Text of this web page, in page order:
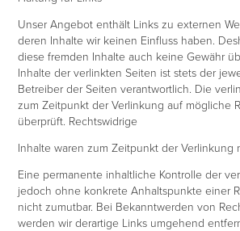
Unser Angebot enthält Links zu externen
deren Inhalte wir keinen Einfluss haben.
diese fremden Inhalte auch keine Gewähr
Inhalte der verlinkten Seiten ist stets der
Betreiber der Seiten verantwortlich. Die
zum Zeitpunkt der Verlinkung auf mögliche
überprüft. Rechtswidrige
Inhalte waren zum Zeitpunkt der Verlinkung
Eine permanente inhaltliche Kontrolle der
jedoch ohne konkrete Anhaltspunkte einer
nicht zumutbar. Bei Bekanntwerden von
werden wir derartige Links umgehend